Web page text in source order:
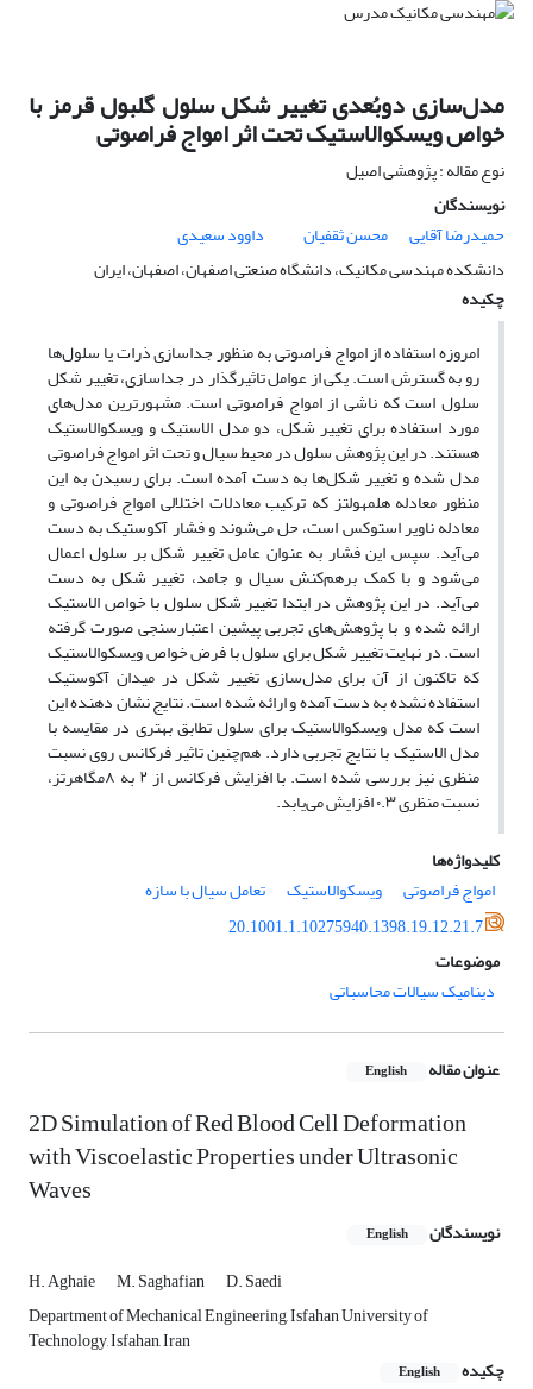
مدل‌سازی دوبُعدی تغییر شکل سلول گلبول قرمز با
خواص ویسکوالاستیک تحت اثر امواج فراصوتی
نوع مقاله : پژوهشی اصیل
نویسندگان
حمیدرضا آقایی
محسن ثقفیان
داوود سعیدی
دانشکده مهندسی مکانیک، دانشگاه صنعتی اصفهان، اصفهان، ایران
چکیده
امروزه استفاده از امواج فراصوتی به منظور جداسازی ذرات یا سلول‌ها
رو به گسترش است. یکی از عوامل تاثیرگذار در جداسازی، تغییر شکل
سلول است که ناشی از امواج فراصوتی است. مشهورترین مدل‌های
مورد استفاده برای تغییر شکل، دو مدل الاستیک و ویسکوالاستیک
هستند. در این پژوهش سلول در محیط سیال و تحت اثر امواج فراصوتی
مدل شده و تغییر شکل‌ها به دست آمده است. برای رسیدن به این
منظور معادله هلمهولتز که ترکیب معادلات اختلالی امواج فراصوتی و
معادله ناویر استوکس است، حل می‌شوند و فشار آکوستیک به دست
می‌آید. سپس این فشار به عنوان عامل تغییر شکل بر سلول اعمال
می‌شود و با کمک برهم‌کنش سیال و جامد، تغییر شکل به دست
می‌آید. در این پژوهش در ابتدا تغییر شکل سلول با خواص الاستیک
ارائه شده و با پژوهش‌های تجربی پیشین اعتبارسنجی صورت گرفته
است. در نهایت تغییر شکل برای سلول با فرض خواص ویسکوالاستیک
که تاکنون از آن برای مدل‌سازی تغییر شکل در میدان آکوستیک
استفاده نشده به دست آمده و ارائه شده است. نتایج نشان دهنده این
است که مدل ویسکوالاستیک برای سلول تطابق بهتری در مقایسه با
مدل الاستیک با نتایج تجربی دارد. هم‌چنین تاثیر فرکانس روی نسبت
منظری نیز بررسی شده است. با افزایش فرکانس از ۲ به ۸مگاهرتز،
نسبت منظری ۰.۳ افزایش می‌یابد.
کلیدواژه‌ها
امواج فراصوتی
ویسکوالاستیک
تعامل سیال با سازه
20.1001.1.10275940.1398.19.12.21.7
موضوعات
دینامیک سیالات محاسباتی
عنوان مقاله English
2D Simulation of Red Blood Cell Deformation
with Viscoelastic Properties under Ultrasonic
Waves
نویسندگان English
H. Aghaie M. Saghafian
D. Saedi
Department of Mechanical Engineering, Isfahan University of
Technology, Isfahan, Iran
چکیده
English